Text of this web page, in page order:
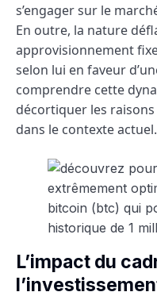
s’engager sur le
En outre, la nature
approvisionnement
selon lui en faveur
comprendre cette
décortiquer les
dans le contexte actuel.
L’impact du